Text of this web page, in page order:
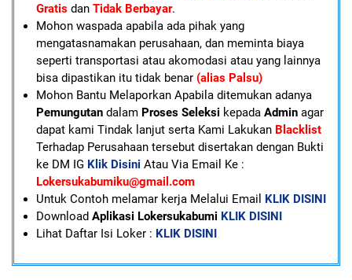
Gratisdan Tidak Berbayar.
Mohon waspada apabila ada pihak yang
mengatasnamakan perusahaan, dan meminta biaya
seperti transportasi atau akomodasi atau yang lainnya
bisa dipastikan itu tidak benar (alias Palsu)
Mohon Bantu Melaporkan Apabila ditemukan adanya
Pemungutandalam Proses Seleksi kepada Adminagar
dapat kami Tindak lanjut serta Kami LakukanBlacklist
Terhadap Perusahaan tersebut disertakan dengan Bukti
ke DM IG Klik Disini Atau Via Email Ke :
Lokersukabumiku@gmail.com
Untuk Contoh melamar kerja Melalui Email KLIK DISINI
Download Aplikasi Lokersukabumi KLIK DISINI
Lihat Daftar Isi Loker : KLIK DISINI